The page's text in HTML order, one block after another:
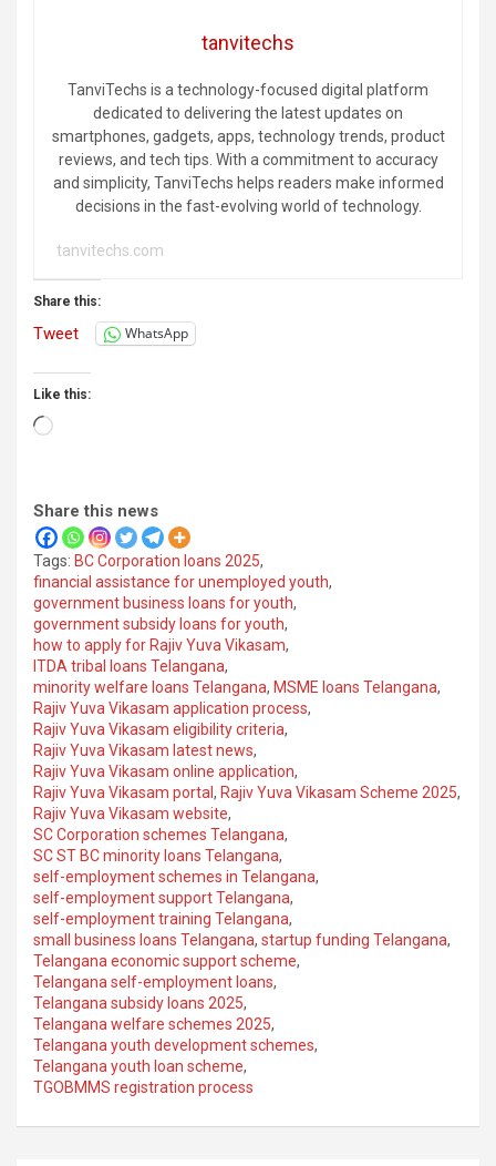
tanvitechs
TanviTechs is a technology-focused digital platform
dedicated to delivering the latest updates on
smartphones, gadgets, apps, technology trends, product
reviews, and tech tips. With a commitment to accuracy
and simplicity, TanviTechs helps readers make informed
decisions in the fast-evolving world of technology.
tanvitechs.com
Share this:
Tweet WhatsApp
Like this:
Loading…
Share this news
Tags: BC Corporation loans 2025,
financial assistance for unemployed youth,
government business loans for youth,
government subsidy loans for youth,
how to apply for Rajiv Yuva Vikasam,
ITDA tribal loans Telangana,
minority welfare loans Telangana, MSME loans Telangana,
Rajiv Yuva Vikasam application process,
Rajiv Yuva Vikasam eligibility criteria,
Rajiv Yuva Vikasam latest news,
Rajiv Yuva Vikasam online application,
Rajiv Yuva Vikasam portal , Rajiv Yuva Vikasam Scheme 2025,
Rajiv Yuva Vikasam website,
SC Corporation schemes Telangana,
SC ST BC minority loans Telangana,
self-employment schemes in Telangana,
self-employment support Telangana,
self-employment training Telangana,
small business loans Telangana, startup funding Telangana,
Telangana economic support scheme,
Telangana self-employment loans,
Telangana subsidy loans 2025,
Telangana welfare schemes 2025,
Telangana youth development schemes,
Telangana youth loan scheme,
TGOBMMS registration process